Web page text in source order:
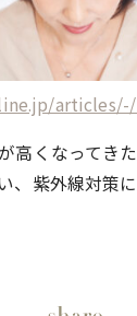
高くなってき
、紫外線対策